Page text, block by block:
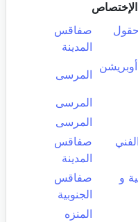
صفاقس
المدينة
المرسى
المرسى
المرسى
صفاقس
المدينة
و
صفاقس
الجنوبية
المنزه